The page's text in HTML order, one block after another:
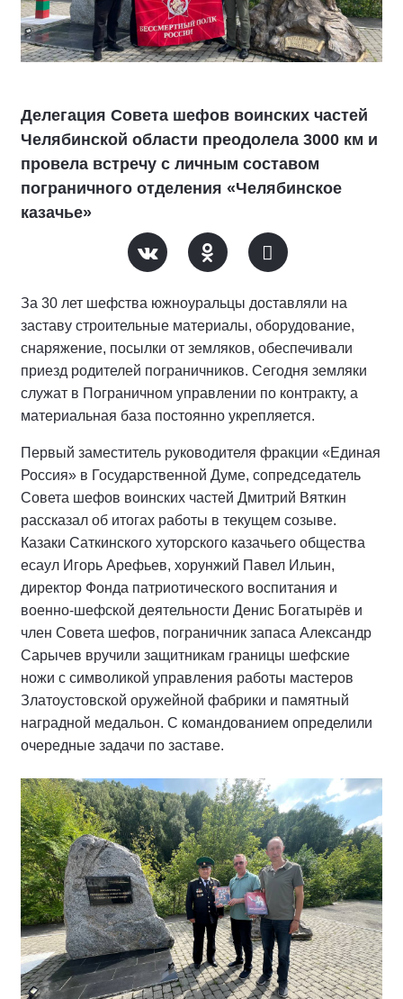
Делегация Совета шефов воинских частей
Челябинской области преодолела 3000 км и
провела встречу с личным составом
пограничного отделения «Челябинское
казачье»
За 30 лет шефства южноуральцы доставляли на
заставу строительные материалы, оборудование,
снаряжение, посылки от земляков, обеспечивали
приезд родителей пограничников. Сегодня земляки
служат в Пограничном управлении по контракту, а
материальная база постоянно укрепляется.
Первый заместитель руководителя фракции «Единая
Россия» в Государственной Думе, сопредседатель
Совета шефов воинских частей Дмитрий Вяткин
рассказал об итогах работы в текущем созыве.
Казаки Саткинского хуторского казачьего общества
есаул Игорь Арефьев, хорунжий Павел Ильин,
директор Фонда патриотического воспитания и
военно-шефской деятельности Денис Богатырёв и
член Совета шефов, пограничник запаса Александр
Сарычев вручили защитникам границы шефские
ножи с символикой управления работы мастеров
Златоустовской оружейной фабрики и памятный
наградной медальон. С командованием определили
очередные задачи по заставе.